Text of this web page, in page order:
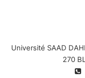
Université SAAD
270